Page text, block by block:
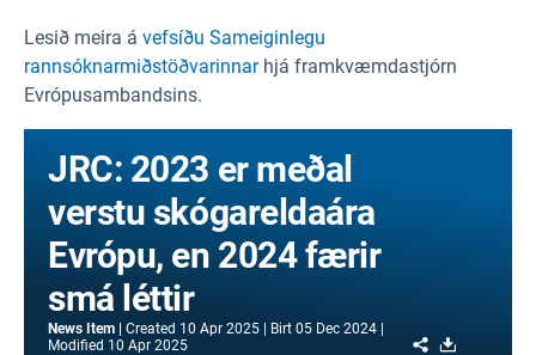
Lesið meira á vefsíðu Sameiginlegu
rannsóknarmiðstöðvarinnarhjá framkvæmdastjórn
Evrópusambandsins.
JRC: 2023 er meðal
verstu skógareldaára
Evrópu, en 2024 færir
smá léttir
News Item Created 10 Apr 2025 Birt 05 Dec 2024
Modified 10 Apr 2025 Share